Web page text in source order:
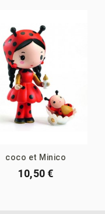
coco et Minico
10,50 €